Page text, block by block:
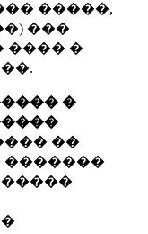
�����,
���
���� �
�
��
�������